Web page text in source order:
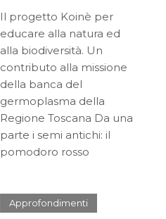
Il progetto Koinè per
educare alla natura ed
alla biodiversità. Un
contributo alla missione
della banca del
germoplasma della
Regione Toscana Da una
parte i semi antichi: il
pomodoro rosso
Approfondimenti